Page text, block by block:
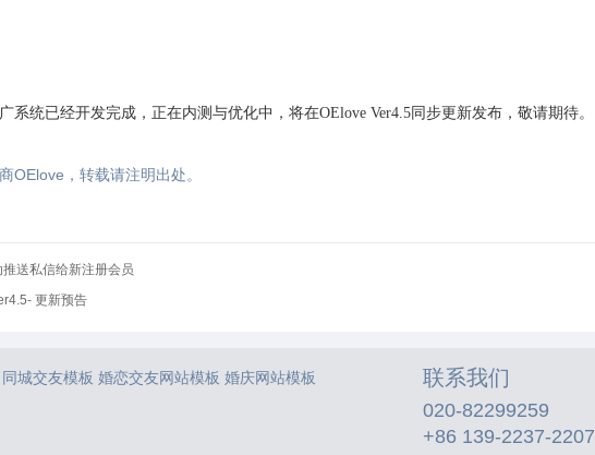
系统已经开发完成，正在内测与优化中，将在OElove Ver4.5同步更新发布，敬请期待。
OElove，转载请注明出处。
送私信给新注册会员
更新预告
同城交友模板 婚恋交友网站模板 婚庆网站模板 联系我们
020-82299259
+86 139-2237-2207